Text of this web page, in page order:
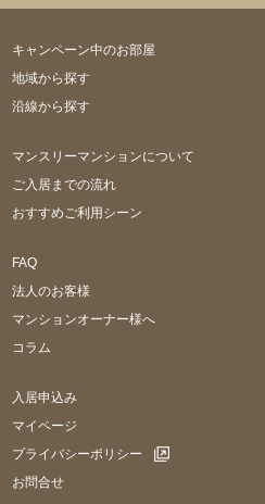
キャンペーン中のお部屋
地域から探す
沿線から探す
マンスリーマンションについて
ご入居までの流れ
おすすめご利用シーン
FAQ
法人のお客様
マンションオーナー様へ
コラム
入居申込み
マイページ
プライバシーポリシー
お問合せ